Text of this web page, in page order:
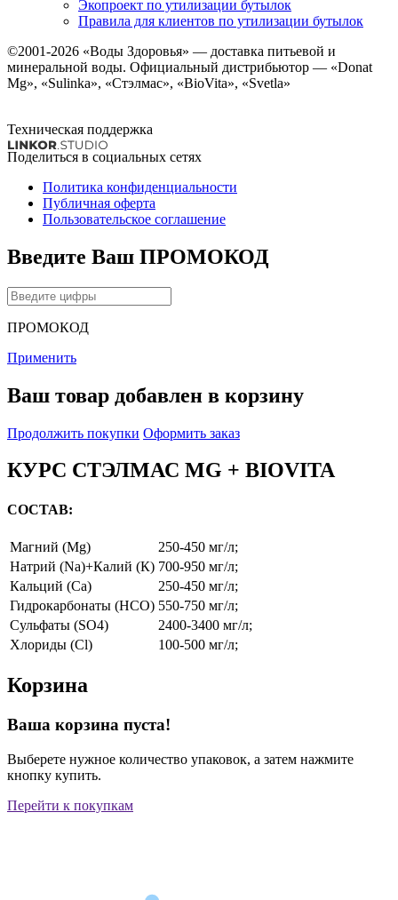
Экопроект по утилизации бутылок
Правила для клиентов по утилизации бутылок
©2001-2026 «Воды Здоровья» — доставка питьевой и
минеральной воды. Официальный дистрибьютор — «Donat
Mg», «Sulinka», «Стэлмас», «BioVita», «Svetla»
Техническая поддержка
Поделиться в социальных сетях
Политика конфиденциальности
Публичная оферта
Пользовательское соглашение
Введите Ваш ПРОМОКОД
ПРОМОКОД
Применить
Ваш товар добавлен в корзину
Продолжить покупки Оформить заказ
КУРС СТЭЛМАС MG + BIOVITA
СОСТАВ:
Магний (Mg)
250-450 мг/л;
Натрий (Na)+Калий (К) 700-950 мг/л;
Кальций (Ca)
250-450 мг/л;
Гидрокарбонаты (HCO) 550-750 мг/л;
Сульфаты (SO4)
2400-3400 мг/л;
Хлориды (Cl)
100-500 мг/л;
Корзина
Ваша корзина пуста!
Выберете нужное количество упаковок, а затем нажмите
кнопку купить.
Перейти к покупкам